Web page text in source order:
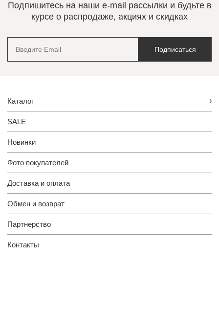
Подпишитесь на наши e-mail рассылки и будьте в
курсе о распродаже, акциях и скидках
Подписаться
Каталог
SALE
Новинки
Фото покупателей
Доставка и оплата
Обмен и возврат
Партнерство
Контакты